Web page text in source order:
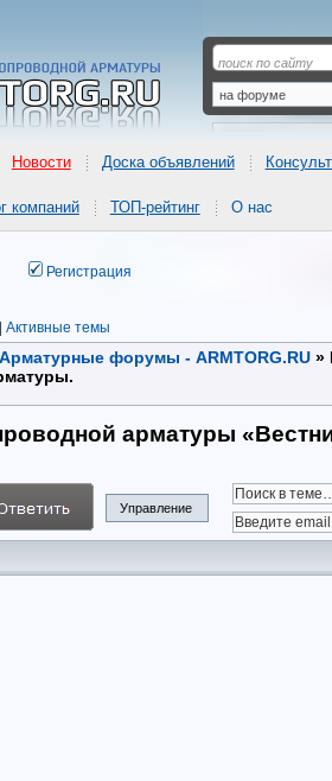
Новости Доска объявлений
компаний ТОП-рейтинг О нас
Регистрация
| Активные темы
Арматурные форумы - ARMTORG.RU »
арматуры
Управление